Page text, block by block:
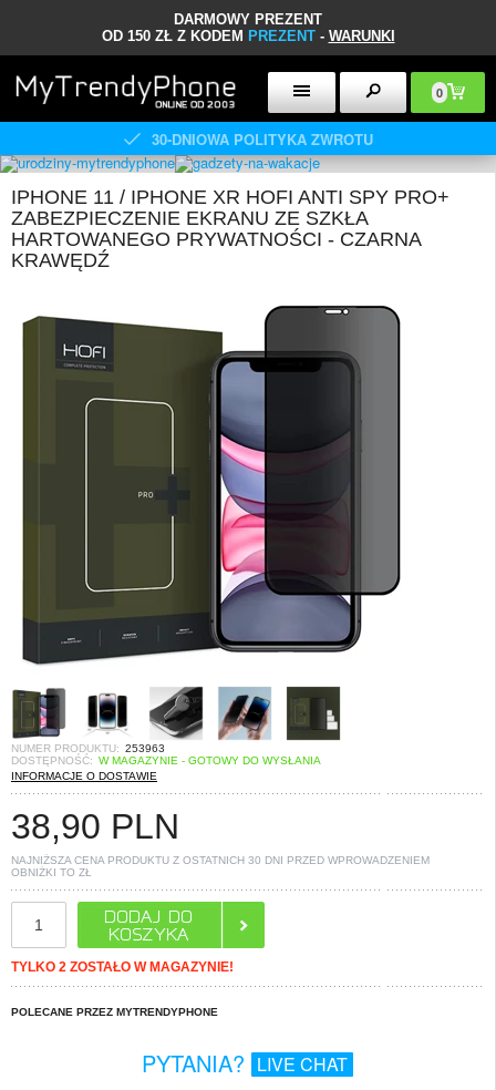
DARMOWY PREZENT
OD 150 ZŁ Z KODEM PREZENT- WARUNKI
0
30-DNIOWA POLITYKA ZWROTU
IPHONE 11 / IPHONE XR HOFI ANTI SPY PRO+
ZABEZPIECZENIE EKRANU ZE SZKŁA
HARTOWANEGO PRYWATNOŚCI - CZARNA
KRAWĘDŹ
NUMER PRODUKTU: 253963
DOSTĘPNOŚĆ: W MAGAZYNIE - GOTOWY DO WYSŁANIA
INFORMACJE O DOSTAWIE
38,90 PLN
NAJNIŻSZA CENA PRODUKTU Z OSTATNICH 30 DNI PRZED WPROWADZENIEM
OBNIŻKI TO ZŁ
TYLKO 2 ZOSTAŁO W MAGAZYNIE!
POLECANE PRZEZ MYTRENDYPHONE
PYTANIA? LIVE CHAT